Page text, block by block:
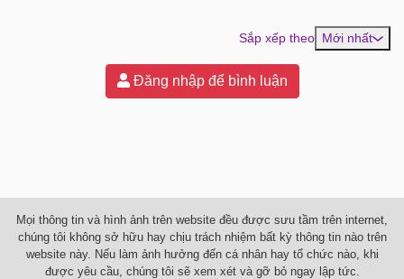
Sắp xếp theo Mới nhất
Đăng nhập để bình luận
Mọi thông tin và hình ảnh trên website đều được sưu tầm trên internet,
chúng tôi không sở hữu hay chịu trách nhiệm bất kỳ thông tin nào trên
website này. Nếu làm ảnh hưởng đến cá nhân hay tổ chức nào, khi
được yêu cầu, chúng tôi sẽ xem xét và gỡ bỏ ngay lập tức.